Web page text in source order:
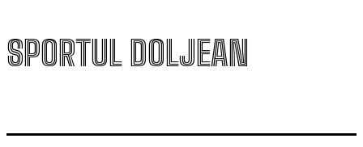
SPORTUL DOLJEAN